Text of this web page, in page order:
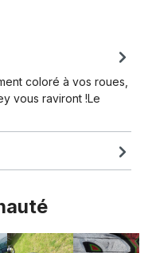
coloré à vos roues,
vous raviront !Le